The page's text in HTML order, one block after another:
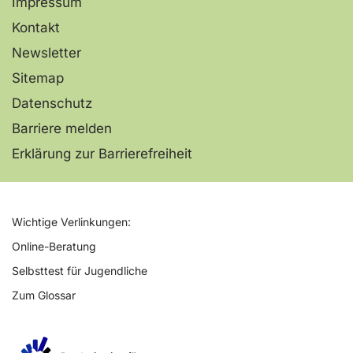
Kontakt
Newsletter
Sitemap
Datenschutz
Barriere melden
Erklärung zur Barrierefreiheit
Wichtige Verlinkungen:
Online-Beratung
Selbsttest für Jugendliche
Zum Glossar